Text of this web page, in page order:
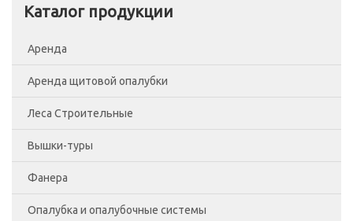
Каталог продукции
Аренда
Аренда щитовой опалубки
Леса Строительные
Леса рамные
Помосты
Сетка фасадная
Вышки-туры
Вышка-тура ВСП-250/0.7
Вышка-тура ВСП-250/1.2
Фанера
Фанера Россия
Опалубка и опалубочные системы